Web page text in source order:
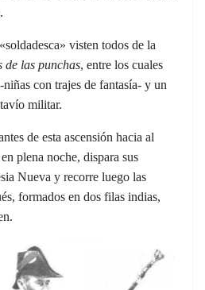
visten todos de la
de las punchas, entre los cuales
con trajes de fantasía- y un
militar.
de esta ascensión hacia al
plena noche, dispara sus
Nueva y recorre luego las
formados en dos filas indias,